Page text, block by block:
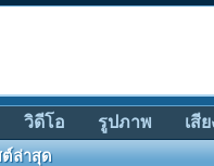
ต์ล่าสุด
วิดีโอ รูปภาพ เสี